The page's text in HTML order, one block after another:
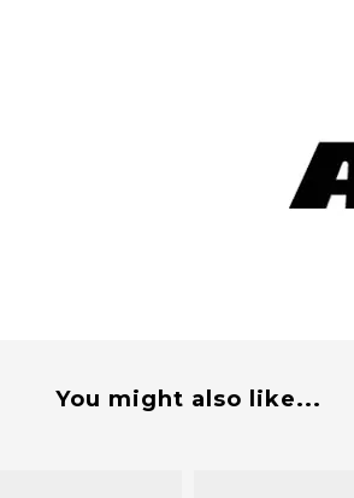
You might also like...